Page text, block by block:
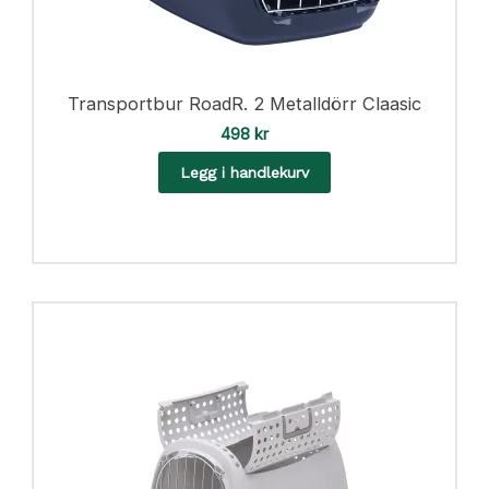
k
r
Transportbur RoadR. 2 Metalldörr Claasic
498 kr
Legg i handlekurv